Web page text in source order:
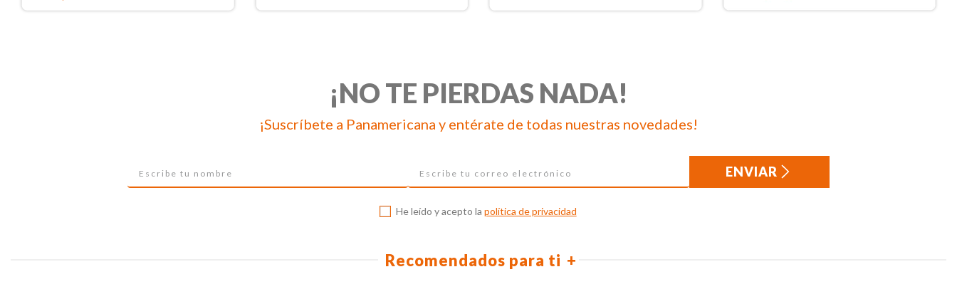
¡NO TE PIERDAS NADA!
¡Suscríbete a Panamericana y entérate de todas nuestras novedades!
ENVIAR
He leído y acepto la política de privacidad
Recomendados para ti